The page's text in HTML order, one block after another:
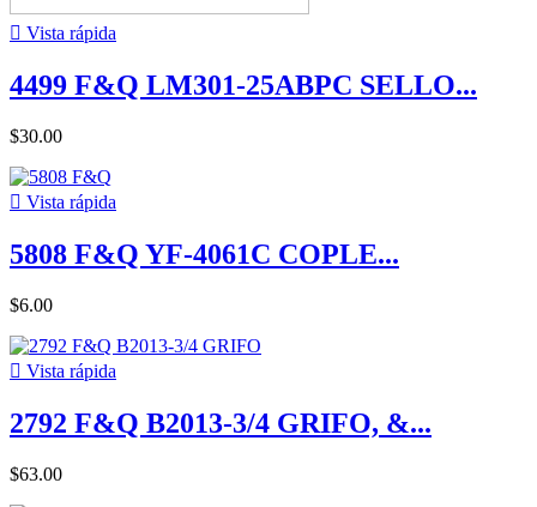
 Vista rápida
4499 F&Q LM301-25ABPC SELLO...
$30.00
 Vista rápida
5808 F&Q YF-4061C COPLE...
$6.00
 Vista rápida
2792 F&Q B2013-3/4 GRIFO, &...
$63.00